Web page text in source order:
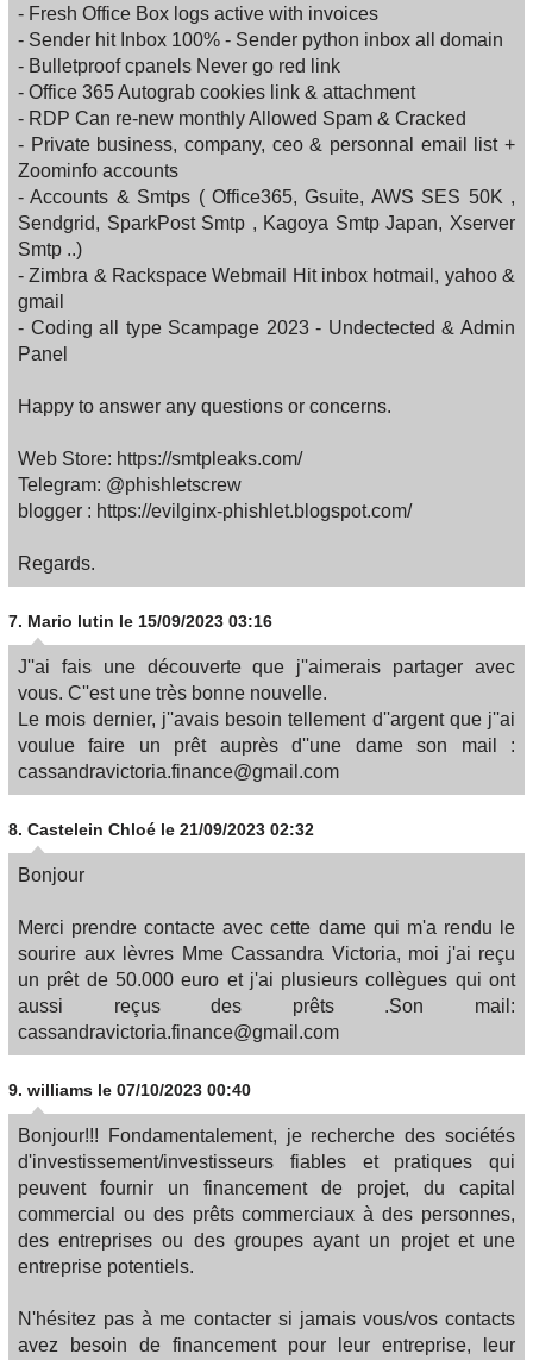
- Fresh Office Box logs active with invoices
- Sender hit Inbox 100% - Sender python inbox all domain
- Bulletproof cpanels Never go red link
- Office 365 Autograb cookies link & attachment
- RDP Can re-new monthly Allowed Spam & Cracked
- Private business, company, ceo & personnal email list +
Zoominfo accounts
- Accounts & Smtps ( Office365, Gsuite, AWS SES 50K ,
Sendgrid, SparkPost Smtp , Kagoya Smtp Japan, Xserver
Smtp ..)
- Zimbra & Rackspace Webmail Hit inbox hotmail, yahoo &
gmail
- Coding all type Scampage 2023 - Undectected & Admin
Panel
Happy to answer any questions or concerns.
Web Store: https://smtpleaks.com/
Telegram: @phishletscrew
blogger : https://evilginx-phishlet.blogspot.com/
Regards.
7. Mario lutin le 15/09/2023 03:16
J''ai fais une découverte que j''aimerais partager avec
vous. C''est une très bonne nouvelle.
Le mois dernier, j''avais besoin tellement d''argent que j''ai
voulue faire un prêt auprès d''une dame son mail :
cassandravictoria.finance@gmail.com
8. Castelein Chloé le 21/09/2023 02:32
Bonjour
Merci prendre contacte avec cette dame qui m'a rendu le
sourire aux lèvres Mme Cassandra Victoria, moi j'ai reçu
un prêt de 50.000 euro et j'ai plusieurs collègues qui ont
aussi reçus des prêts .Son mail:
cassandravictoria.finance@gmail.com
9. williams le 07/10/2023 00:40
Bonjour!!! Fondamentalement, je recherche des sociétés
d'investissement/investisseurs fiables et pratiques qui
peuvent fournir un financement de projet, du capital
commercial ou des prêts commerciaux à des personnes,
des entreprises ou des groupes ayant un projet et une
entreprise potentiels.
N'hésitez pas à me contacter si jamais vous/vos contacts
avez besoin de financement pour leur entreprise, leur